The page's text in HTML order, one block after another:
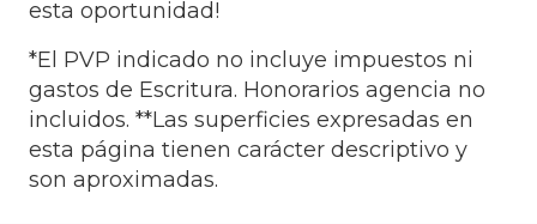
esta oportunidad!
*El PVP indicado no incluye impuestos ni
gastos de Escritura. Honorarios agencia no
incluidos. **Las superficies expresadas en
esta página tienen carácter descriptivo y
son aproximadas.